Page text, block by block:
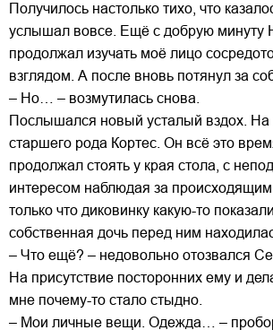
Получилось настолько тихо, что
услышал вовсе. Ещё с добрую минуту
продолжал изучать моё лицо
взглядом. А после вновь потянул за
– Но… – возмутилась снова.
Послышался новый усталый вздох. На
старшего рода Кортес. Он всё это
продолжал стоять у края стола, с
интересом наблюдая за
только что диковинку какую-то
собственная дочь перед ним
– Что ещё? – недовольно отозвался
На присутствие посторонних ему и
мне почему-то стало стыдно.
– Мои личные вещи. Одежда… –